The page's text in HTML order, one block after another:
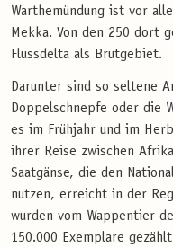
Warthemündung ist vor
Mekka. Von den 250 dort
Flussdelta als Brutgebiet.
Darunter sind so seltene
Doppelschnepfe oder die
es im Frühjahr und im
ihrer Reise zwischen
Saatgänse, die den
nutzen, erreicht in der
wurden vom Wappentier
150.000 Exemplare